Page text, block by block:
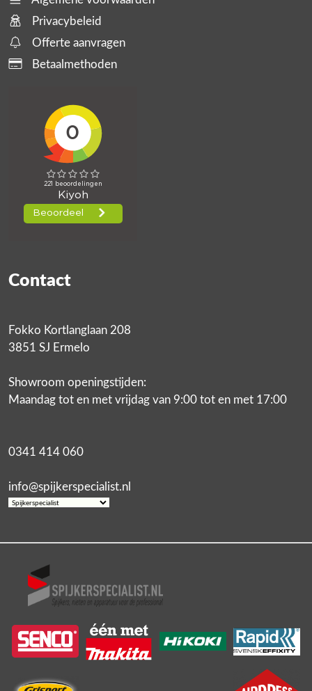
Privacybeleid
Offerte aanvragen
Betaalmethoden
Contact
Fokko Kortlanglaan 208
3851 SJ Ermelo
Showroom openingstijden:
Maandag tot en met vrijdag van 9:00 tot en met 17:00
0341 414 060
info@spijkerspecialist.nl